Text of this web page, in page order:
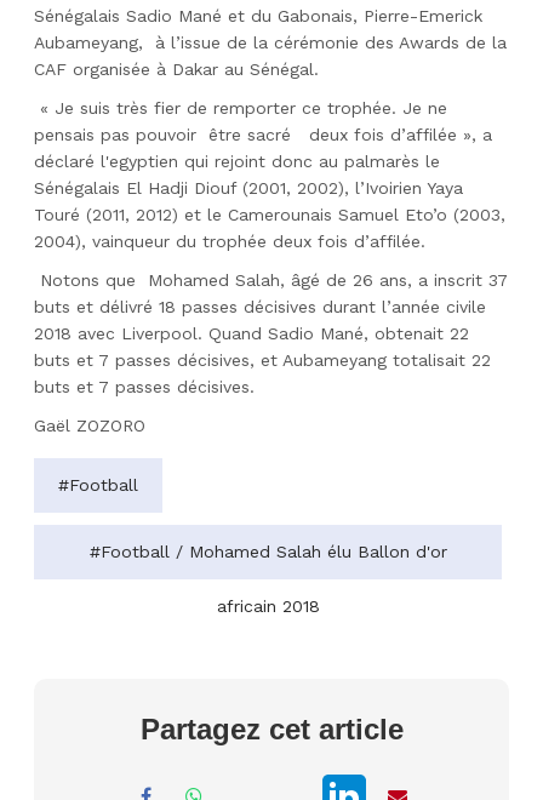
Sénégalais Sadio Mané et du Gabonais, Pierre-Emerick
Aubameyang, à l’issue de la cérémonie des Awards de la
CAF organisée à Dakar au Sénégal.
« Je suis très fier de remporter ce trophée. Je ne
pensais pas pouvoir être sacré deux fois d’affilée », a
déclaré l'egyptien qui rejoint donc au palmarès le
Sénégalais El Hadji Diouf (2001, 2002), l’Ivoirien Yaya
Touré (2011, 2012) et le Camerounais Samuel Eto’o (2003,
2004), vainqueur du trophée deux fois d’affilée.
Notons que Mohamed Salah, âgé de 26 ans, a inscrit 37
buts et délivré 18 passes décisives durant l’année civile
2018 avec Liverpool. Quand Sadio Mané, obtenait 22
buts et 7 passes décisives, et Aubameyang totalisait 22
buts et 7 passes décisives.
Gaël ZOZORO
#Football
#Football / Mohamed Salah élu Ballon d'or
africain 2018
Partagez cet article